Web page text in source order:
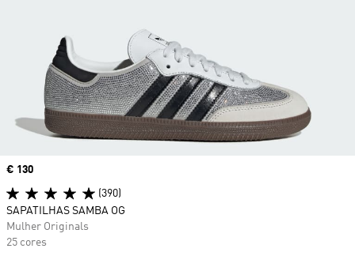
Price
€ 130
(390)
SAPATILHAS SAMBA OG
Mulher Originals
25 cores